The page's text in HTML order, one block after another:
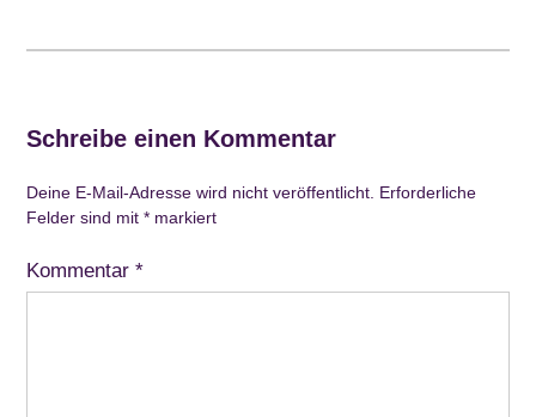
Schreibe einen Kommentar
Deine E-Mail-Adresse wird nicht veröffentlicht. Erforderliche
Felder sind mit* markiert
Kommentar*